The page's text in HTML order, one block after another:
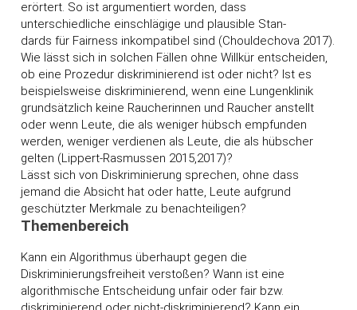
erörtert. So ist argumentiert worden, dass
unterschiedliche einschlägige und plausible Stan-
dards für Fairness inkompatibel sind (Chouldechova 2017).
Wie lässt sich in solchen Fällen ohne Willkür entscheiden,
ob eine Prozedur diskriminierend ist oder nicht? Ist es
beispielsweise diskriminierend, wenn eine Lungenklinik
grundsätzlich keine Raucherinnen und Raucher anstellt
oder wenn Leute, die als weniger hübsch empfunden
werden, weniger verdienen als Leute, die als hübscher
gelten (Lippert-Rasmussen 2015,2017)?
Lässt sich von Diskriminierung sprechen, ohne dass
jemand die Absicht hat oder hatte, Leute aufgrund
geschützter Merkmale zu benachteiligen?
Themenbereich
Kann ein Algorithmus überhaupt gegen die
Diskriminierungsfreiheit verstoßen? Wann ist eine
algorithmische Entscheidung unfair oder fair bzw.